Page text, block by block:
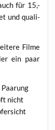
für 15,-
und qua­li­
Fil­me
ein paar
nicht